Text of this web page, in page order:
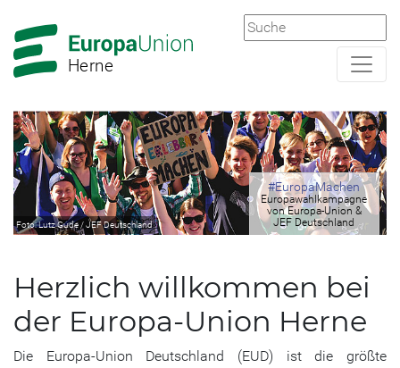
Hauptnavigation
Hauptbereich
Herne
#EuropaMachen
Europawahlkampagne
von Europa-Union &
JEF Deutschland
Foto: Lutz Gude / JEF Deutschland
EUD Bürgerdialoge
Europa – Wir müssen
reden!
Foto: Gerolf Mosemann / Europa-Union Deutschland
Mitglied werden
Europa vor Ort
gestalten bei Europa-
Union und JEF
Deutschland
Foto: Europa-Union Deutschland
Herzlich willkommen bei
der Europa-Union Herne
Die Europa-Union Deutschland (EUD) ist die größte